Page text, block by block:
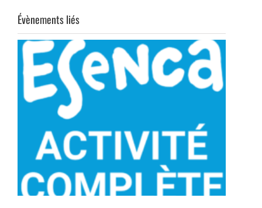
Évènements liés